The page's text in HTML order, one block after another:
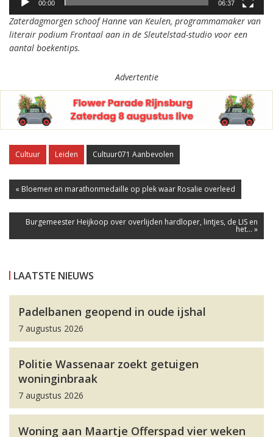
00:00 06:37
Zaterdagmorgen schoof Hanne van Keulen, programmamaker van
literair podium Frontaal aan in de Sleutelstad-studio voor een
aantal boekentips.
Advertentie
Cultuur Leiden Cultuur071 Aanbevolen
« Bloemen en marathonmedaille op plek waar Rosalie overleed
Burgemeester Heijkoop over overlijden hardloper, lintjes, de LIS en
het... »
LAATSTE NIEUWS
Padelbanen geopend in oude ijshal
7 augustus 2026
Politie Wassenaar zoekt getuigen
woninginbraak
7 augustus 2026
Woning aan Maartje Offerspad vier weken